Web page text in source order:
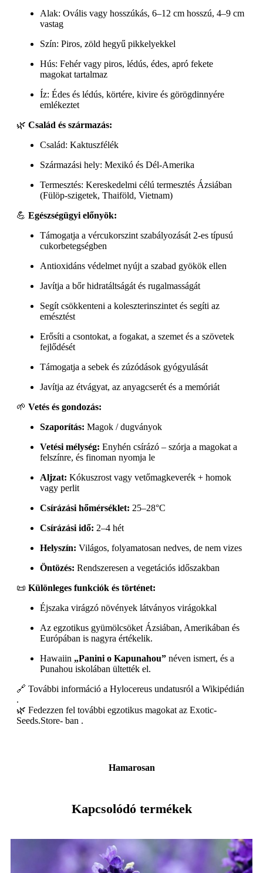
Alak: Ovális vagy hosszúkás, 6–12 cm hosszú, 4–9 cm
vastag
Szín: Piros, zöld hegyű pikkelyekkel
Hús: Fehér vagy piros, lédús, édes, apró fekete
magokat tartalmaz
Íz: Édes és lédús, körtére, kivire és görögdinnyére
emlékeztet
🌿 Család és származás:
Család: Kaktuszfélék
Származási hely: Mexikó és Dél-Amerika
Termesztés: Kereskedelmi célú termesztés Ázsiában
(Fülöp-szigetek, Thaiföld, Vietnam)
💪 Egészségügyi előnyök:
Támogatja a vércukorszint szabályozását 2-es típusú
cukorbetegségben
Antioxidáns védelmet nyújt a szabad gyökök ellen
Javítja a bőr hidratáltságát és rugalmasságát
Segít csökkenteni a koleszterinszintet és segíti az
emésztést
Erősíti a csontokat, a fogakat, a szemet és a szövetek
fejlődését
Támogatja a sebek és zúzódások gyógyulását
Javítja az étvágyat, az anyagcserét és a memóriát
🌱 Vetés és gondozás:
Szaporítás: Magok / dugványok
Vetési mélység: Enyhén csírázó – szórja a magokat a
felszínre, és finoman nyomja le
Aljzat: Kókuszrost vagy vetőmagkeverék + homok
vagy perlit
Csírázási hőmérséklet: 25–28°C
Csírázási idő: 2–4 hét
Helyszín: Világos, folyamatosan nedves, de nem vizes
Öntözés: Rendszeresen a vegetációs időszakban
📜 Különleges funkciók és történet:
Éjszaka virágzó növények látványos virágokkal
Az egzotikus gyümölcsöket Ázsiában, Amerikában és
Európában is nagyra értékelik.
Hawaiin „Panini o Kapunahou” néven ismert, és a
Punahou iskolában ültették el.
🔗 További információ a Hylocereus undatusról a Wikipédián
.
🌿 Fedezzen fel további egzotikus magokat az Exotic-
Seeds.Store- ban .
Hamarosan
Kapcsolódó termékek